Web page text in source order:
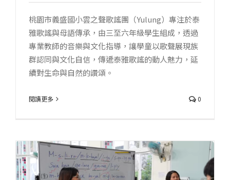
桃園市義盛國小雲之聲歌謠團（Yulung）專注於泰
雅歌謠與母語傳承，由三至六年級學生組成，透過
專業教師的音樂與文化指導，讓學童以歌聲展現族
群認同與文化自信，傳遞泰雅歌謠的動人魅力，延
續對生命與自然的讚頌。
閱讀更多 0